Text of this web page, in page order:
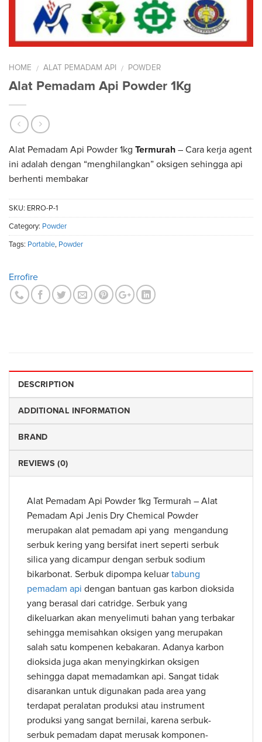
HOME / ALAT PEMADAM API / POWDER
Alat Pemadam Api Powder 1Kg
Alat Pemadam Api Powder 1kg Termurah – Cara kerja agent
ini adalah dengan “menghilangkan” oksigen sehingga api
berhenti membakar
SKU: ERRO-P-1
Category: Powder
Tags: Portable, Powder
Errofire
DESCRIPTION
ADDITIONAL INFORMATION
BRAND
REVIEWS (0)
Alat Pemadam Api Powder 1kg Termurah – Alat
Pemadam Api Jenis Dry Chemical Powder
merupakan alat pemadam api yang mengandung
serbuk kering yang bersifat inert seperti serbuk
silica yang dicampur dengan serbuk sodium
bikarbonat. Serbuk dipompa keluar tabung
pemadam api dengan bantuan gas karbon dioksida
yang berasal dari catridge. Serbuk yang
dikeluarkan akan menyelimuti bahan yang terbakar
sehingga memisahkan oksigen yang merupakan
salah satu kompenen kebakaran. Adanya karbon
dioksida juga akan menyingkirkan oksigen
sehingga dapat memadamkan api. Sangat tidak
disarankan untuk digunakan pada area yang
terdapat peralatan produksi atau instrument
produksi yang sangat bernilai, karena serbuk-
serbuk pemadam dapat merusak komponen-